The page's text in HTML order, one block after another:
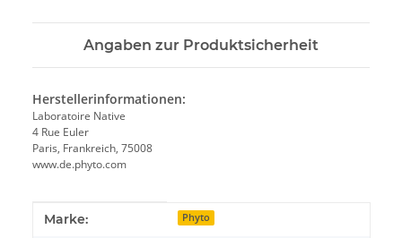
Angaben zur Produktsicherheit
Herstellerinformationen:
Laboratoire Native
4 Rue Euler
Paris, Frankreich, 75008
www.de.phyto.com
Produkteigenschaft
Wert
Marke: Phyto